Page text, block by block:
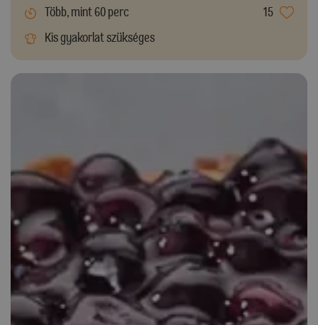
Több, mint 60 perc
15
Kis gyakorlat szükséges